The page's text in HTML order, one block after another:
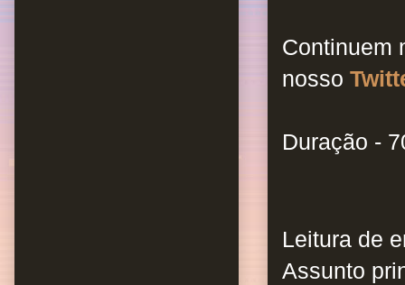
Continuem
nosso
Duração -
Leitura de
Assunto